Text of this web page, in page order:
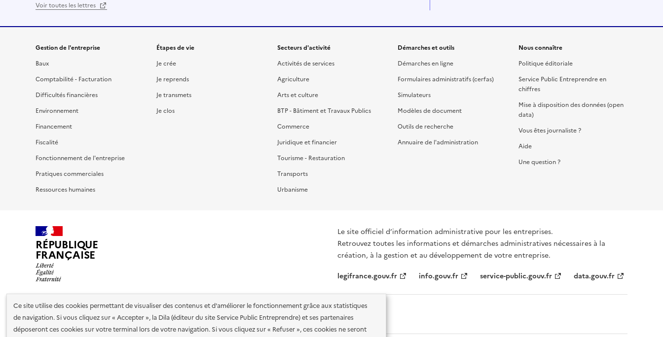
Ce site utilise des cookies permettant de visualiser des contenus et d'améliorer le fonctionnement grâce aux statistiques
de navigation. Si vous cliquez sur « Accepter », la Dila (éditeur du site Service Public Entreprendre) et ses partenaires
déposeront ces cookies sur votre terminal lors de votre navigation. Si vous cliquez sur « Refuser », ces cookies ne seront
Voir toutes les lettres
Gestion de l'entreprise
Baux
Comptabilité - Facturation
Difficultés financières
Environnement
Financement
Fiscalité
Fonctionnement de l'entreprise
Pratiques commerciales
Ressources humaines
Étapes de vie
Je crée
Je reprends
Je transmets
Je clos
Secteurs d'activité
Activités de services
Agriculture
Arts et culture
BTP - Bâtiment et Travaux Publics
Commerce
Juridique et financier
Tourisme - Restauration
Transports
Urbanisme
Démarches et outils
Démarches en ligne
Formulaires administratifs (cerfas)
Simulateurs
Modèles de document
Outils de recherche
Annuaire de l'administration
Nous connaître
Politique éditoriale
Service Public Entreprendre en
chiffres
Mise à disposition des données (open
data)
Vous êtes journaliste ?
Aide
Une question ?
RÉPUBLIQUE
FRANÇAISE
Le site officiel d’information administrative pour les entreprises.
Retrouvez toutes les informations et démarches administratives nécessaires à la
création, à la gestion et au développement de votre entreprise.
legifrance.gouv.fr
info.gouv.fr service-public.gouv.fr data.gouv.fr
Nos partenaires